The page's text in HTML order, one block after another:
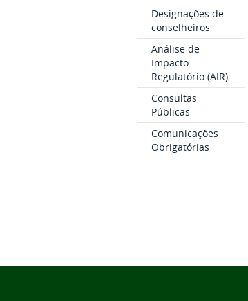
Designações de
conselheiros
Análise de
Impacto
Regulatório (AIR)
Consultas
Públicas
Comunicações
Obrigatórias